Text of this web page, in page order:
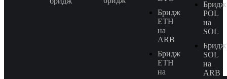
Бридж
ETH
на
ARB
Бридж
ETH
на
Бридж
POL
на
SOL
Бридж
SOL
на
ARB